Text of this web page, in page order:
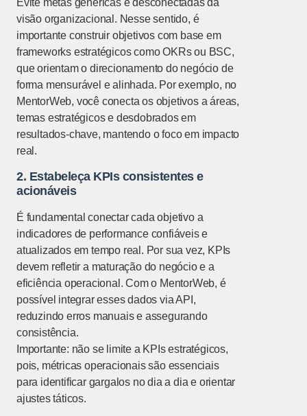
Evite metas genéricas e desconectadas da
visão organizacional. Nesse sentido, é
importante construir objetivos com base em
frameworks estratégicos como OKRs ou BSC,
que orientam o direcionamento do negócio de
forma mensurável e alinhada. Por exemplo, no
MentorWeb, você conecta os objetivos a áreas,
temas estratégicos e desdobrados em
resultados-chave, mantendo o foco em impacto
real.
2. Estabeleça KPIs consistentes e
acionáveis
É fundamental conectar cada objetivo a
indicadores de performance confiáveis e
atualizados em tempo real. Por sua vez, KPIs
devem refletir a maturação do negócio e a
eficiência operacional. Com o MentorWeb, é
possível integrar esses dados via API,
reduzindo erros manuais e assegurando
consistência.
Importante: não se limite a KPIs estratégicos,
pois, métricas operacionais são essenciais
para identificar gargalos no dia a dia e orientar
ajustes táticos.